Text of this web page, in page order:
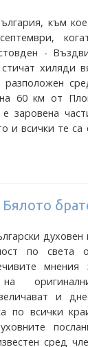
към
-
хиляди
60 км от
заровена
и всички те са
духовен
по света
мнения
на
и
по всички
сред